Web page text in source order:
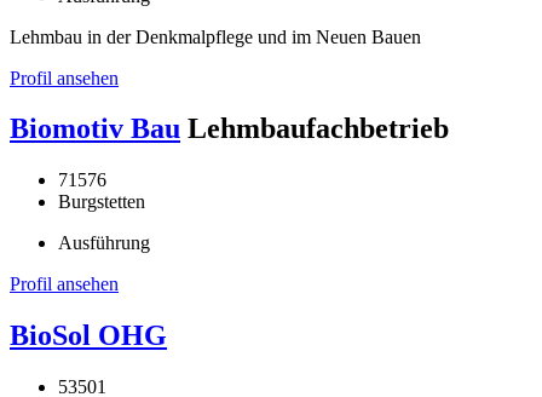
Lehmbau in der Denkmalpflege und im Neuen Bauen
Profil ansehen
Biomotiv Bau Lehmbaufachbetrieb
71576
Burgstetten
Ausführung
Profil ansehen
BioSol OHG
53501